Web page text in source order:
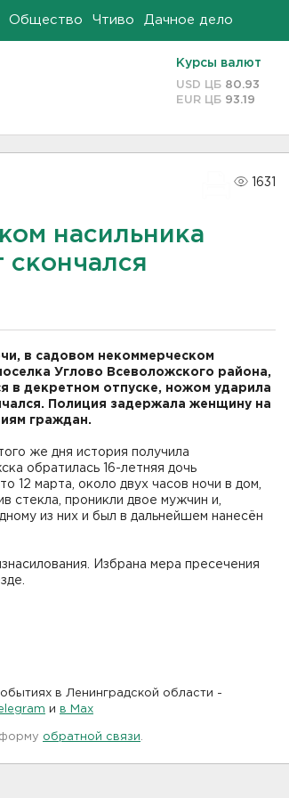
Общество Чтиво Дачное дело
Курсы валют
USD ЦБ 80.93
EUR ЦБ 93.19
1631
насильника
скончался
в садовом некоммерческом
Углово Всеволожского района,
в декретном отпуске, ножом ударила
Полиция задержала женщину на
граждан.
же дня история получила
обратилась 16-летняя дочь
12 марта, около двух часов ночи в дом,
стекла, проникли двое мужчин и,
из них и был в дальнейшем нанесён
Избрана мера пресечения
в Ленинградской области -
и в Maх
обратной связи